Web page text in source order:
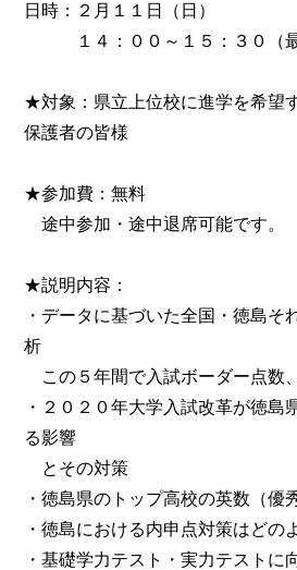
日時：２月１１日（日）
１４：００～１５：３０（最
★対象：県立上位校に進学を希望
保護者の皆様
★参加費：無料
途中参加・途中退席可能です。
★説明内容：
・データに基づいた全国・徳島そ
析
この５年間で入試ボーダー点数
・２０２０年大学入試改革が徳島
る影響
とその対策
・徳島県のトップ高校の英数（優
・徳島における内申点対策はどの
・基礎学力テスト・実力テストに